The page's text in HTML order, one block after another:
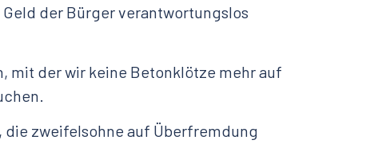
der Bürger verantwortungslos
mit der wir keine Betonklötze mehr auf
zweifelsohne auf Überfremdung